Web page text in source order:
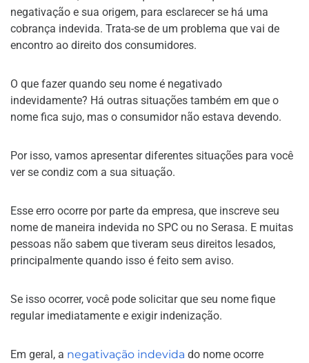
negativação e sua origem, para esclarecer se há uma
cobrança indevida. Trata-se de um problema que vai de
encontro ao direito dos consumidores.
O que fazer quando seu nome é negativado
indevidamente? Há outras situações também em que o
nome fica sujo, mas o consumidor não estava devendo.
Por isso, vamos apresentar diferentes situações para você
ver se condiz com a sua situação.
Esse erro ocorre por parte da empresa, que inscreve seu
nome de maneira indevida no SPC ou no Serasa. E muitas
pessoas não sabem que tiveram seus direitos lesados,
principalmente quando isso é feito sem aviso.
Se isso ocorrer, você pode solicitar que seu nome fique
regular imediatamente e exigir indenização.
Em geral, a negativação indevida do nome ocorre